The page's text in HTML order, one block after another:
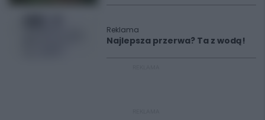
Reklama
Najlepsza przerwa? Ta z wodą!